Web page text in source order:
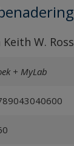
Keith W. Ross
+ MyLab